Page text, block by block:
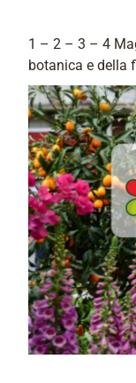
1 – 2 – 3 – 4
botanica e della